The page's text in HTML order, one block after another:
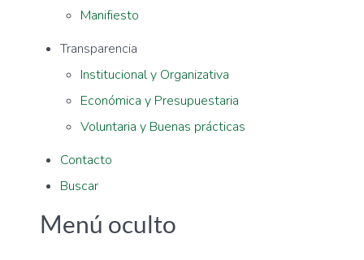
Manifiesto
Transparencia
Institucional y Organizativa
Económica y Presupuestaria
Voluntaria y Buenas prácticas
Contacto
Buscar
Menú oculto